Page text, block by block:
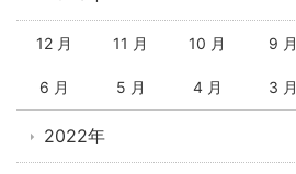
12 月 11 月 10 月 9 月
6 月 5 月 4 月 3 月
2022年